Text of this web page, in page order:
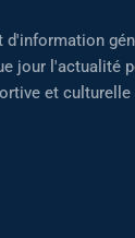
d'information
jour l'actualité
et culturelle